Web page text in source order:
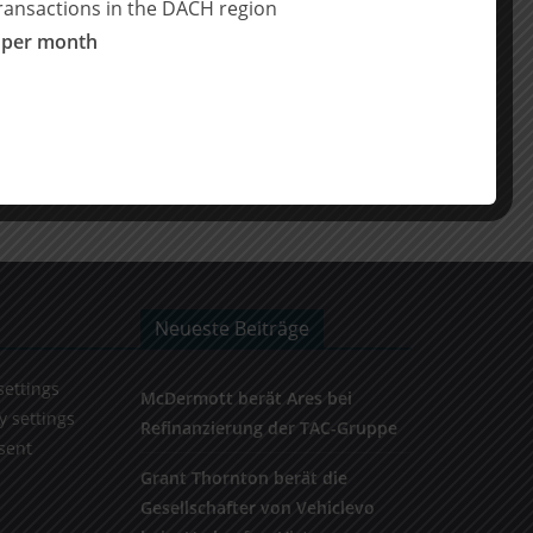
settings
Neueste Beiträge
McDermott berät Ares bei
Refinanzierung der TAC-Gruppe
Grant Thornton berät die
Gesellschafter von Vehiclevo
in the DACH region
month